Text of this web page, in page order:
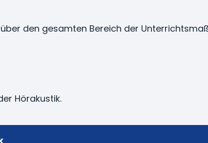
den gesamten Bereich der
Hörakustik.